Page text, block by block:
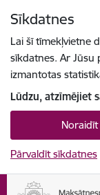
Sīkdatnes
Lai šī tīmekļvietne
sīkdatnes. Ar Jūsu
izmantotas
Lūdzu, atzīmējiet
Noraidīt
Pārvaldīt sīkdatnes